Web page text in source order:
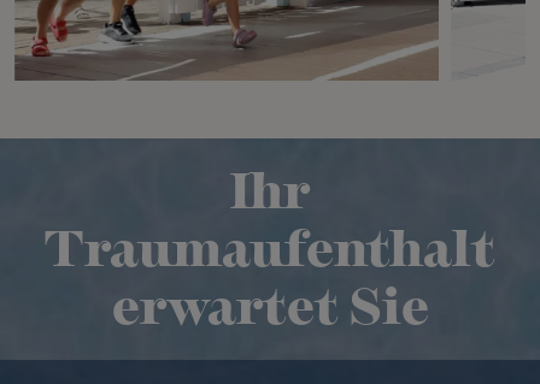
Ihr
Traumaufenthalt
erwartet Sie